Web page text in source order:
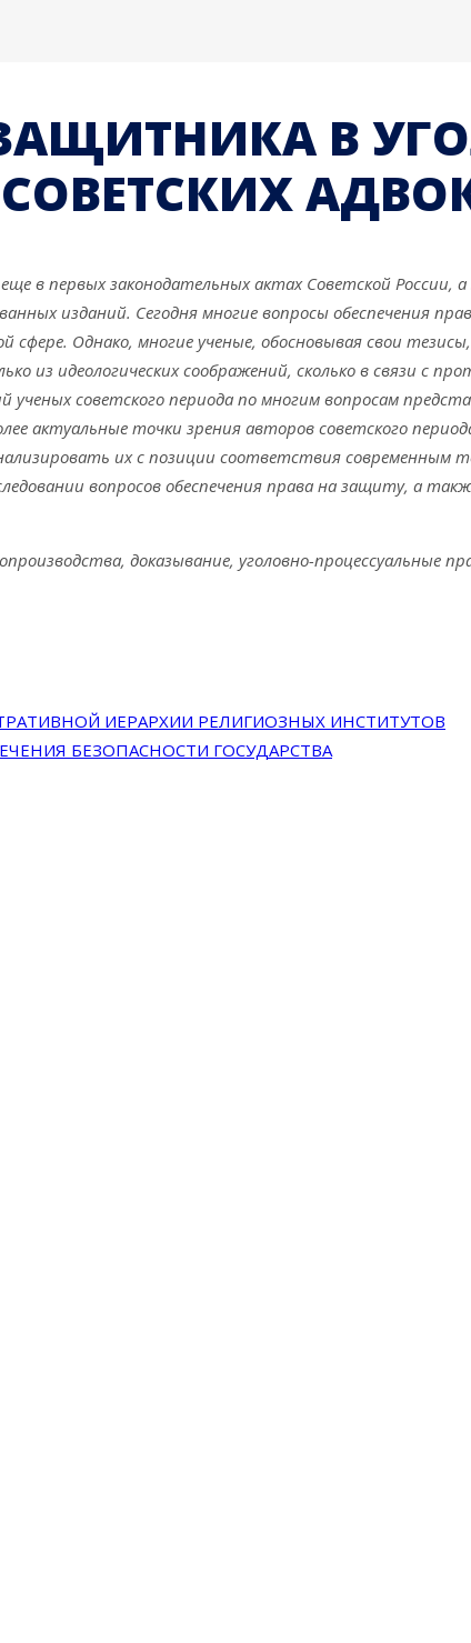
В
в первых законодательных актах Советской России,
изданий. Сегодня многие вопросы обеспечения
сфере. Однако, многие ученые, обосновывая свои
из идеологических соображений, сколько в связи с
ученых советского периода по многим вопросам
актуальные точки зрения авторов советского
их с позиции соответствия
вопросов обеспечения права на защиту, а
доказывание, уголовно-процессуальные
ИЕРАРХИИ РЕЛИГИОЗНЫХ ИНСТИТУТОВ
БЕЗОПАСНОСТИ ГОСУДАРСТВА